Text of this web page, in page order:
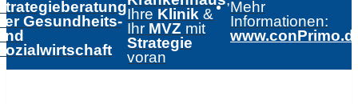
Gesundheits- Ihre Klinik &
Ihr MVZ mit
Strategie
voran
Mehr
Informationen: